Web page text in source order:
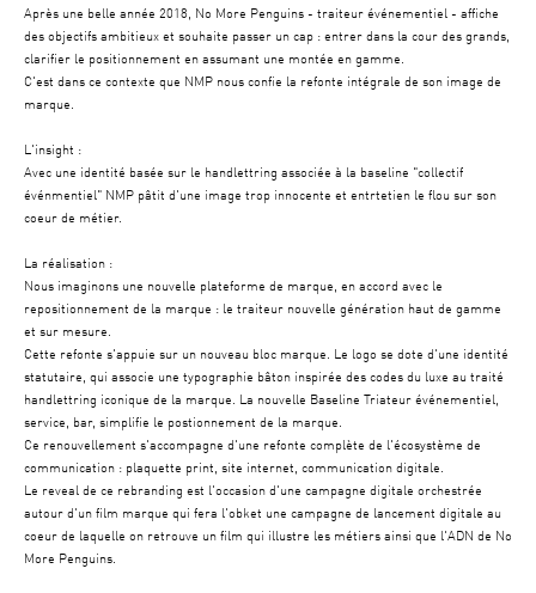
Après une belle année 2018, No More Penguins - traiteur événementiel - affiche
des objectifs ambitieux et souhaite passer un cap : entrer dans la cour des grands,
clarifier le positionnement en assumant une montée en gamme.
C'est dans ce contexte que NMP nous confie la refonte intégrale de son image de
marque.
L'insight :
Avec une identité basée sur le handlettring associée à la baseline "collectif
événmentiel" NMP pâtit d'une image trop innocente et entrtetien le flou sur son
coeur de métier.
La réalisation :
Nous imaginons une nouvelle plateforme de marque, en accord avec le
repositionnement de la marque : le traiteur nouvelle génération haut de gamme
et sur mesure.
Cette refonte s'appuie sur un nouveau bloc marque. Le logo se dote d'une identité
statutaire, qui associe une typographie bâton inspirée des codes du luxe au traité
handlettring iconique de la marque. La nouvelle Baseline Triateur événementiel,
service, bar, simplifie le postionnement de la marque.
Ce renouvellement s'accompagne d'une refonte complète de l'écosystème de
communication : plaquette print, site internet, communication digitale.
Le reveal de ce rebranding est l'occasion d'une campagne digitale orchestrée
autour d'un film marque qui fera l'obket une campagne de lancement digitale au
coeur de laquelle on retrouve un film qui illustre les métiers ainsi que l'ADN de No
More Penguins.